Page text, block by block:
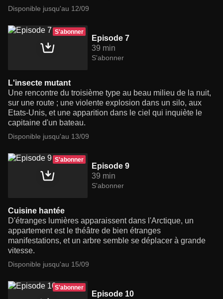
Disponible jusqu'au 12/09
S'abonner
Episode 7
39 min
S'abonner
L'insecte mutant
Une rencontre du troisième type au beau milieu de la nuit,
sur une route ; une violente explosion dans un silo, aux
Etats-Unis, et une apparition dans le ciel qui inquiète le
capitaine d'un bateau.
Disponible jusqu'au 13/09
S'abonner
Episode 9
39 min
S'abonner
Cuisine hantée
D'étranges lumières apparaissent dans l'Arctique, un
appartement est le théâtre de bien étranges
manifestations, et un arbre semble se déplacer à grande
vitesse.
Disponible jusqu'au 15/09
S'abonner
Episode 10